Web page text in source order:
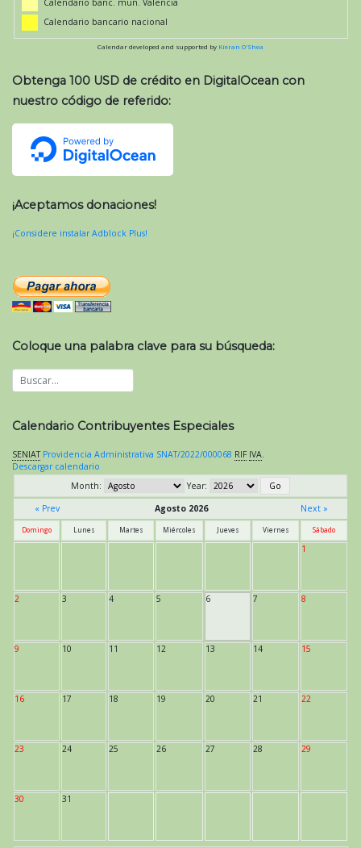
Calendario bancario nacional
Calendar developed and supported by Kieran O'Shea
Obtenga 100 USD de crédito en DigitalOcean con
nuestro código de referido:
¡Aceptamos donaciones!
¡Considere instalar Adblock Plus!
Coloque una palabra clave para su búsqueda:
Calendario Contribuyentes Especiales
SENIAT Providencia Administrativa SNAT/2022/000068 RIF IVA.
Descargar calendario
Month:
Year:
« Prev
Agosto 2026 Next »
Domingo Lunes Martes Miércoles Jueves Viernes Sábado
1
2 3 4 5 6 7 8
9 10 11 12 13 14 15
16 17 18 19 20 21 22
23 24 25 26 27 28 29
30 31